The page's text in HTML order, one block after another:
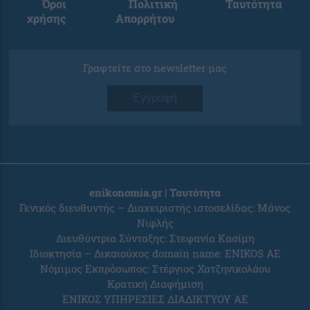
Όροι
χρήσης
Πολιτική
Απορρήτου
Ταυτότητα
Γραφτείτε στο newsletter μας
Εγγραφή
enikonomia.gr | Ταυτότητα
Γενικός διευθυντής – Διαχειριστής ιστοσελίδας: Μάνος
Νιφλής
Διευθύντρια Σύνταξης: Στεφανία Κασίμη
Ιδιοκτησία – Δικαιούχος domain name: ENIKOS AE
Νόμιμος Εκπρόσωπος: Στέργιος Χατζηνικολάου
Κρατική Διαφήμιση
ΕΝΙΚΟΣ ΥΠΗΡΕΣΙΕΣ ΔΙΑΔΙΚΤΥΟΥ ΑΕ